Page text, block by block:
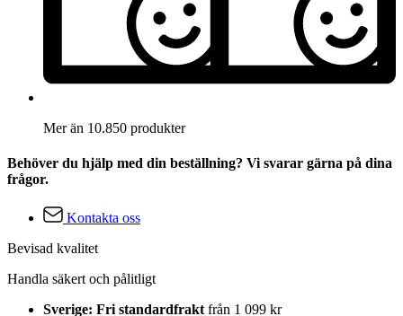
Mer än 10.850 produkter
Behöver du hjälp med din beställning? Vi svarar gärna på dina
frågor.
Kontakta oss
Bevisad kvalitet
Handla säkert och pålitligt
Sverige: Fri standardfrakt från 1 099 kr